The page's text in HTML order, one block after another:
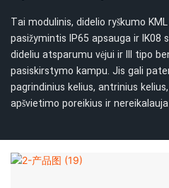
Tai modulinis, didelio ryškumo
pasižymintis IP65 apsauga ir
dideliu atsparumu vėjui ir III tipo
pasiskirstymo kampu. Jis gali
pagrindinius kelius, antrinius
apšvietimo poreikius ir